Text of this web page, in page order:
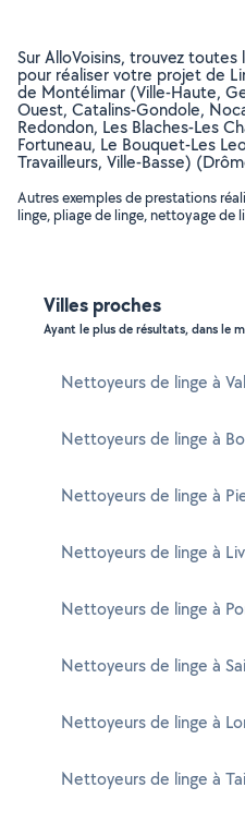
Sur AlloVoisins, trouvez
pour réaliser votre projet de
de Montélimar (Ville-Haute,
Ouest, Catalins-Gondole,
Redondon, Les Blaches-Les
Fortuneau, Le Bouquet-Les
Travailleurs, Ville-Basse)
Autres exemples de prestations
linge, pliage de linge, nettoyage de
Villes proches
Ayant le plus de résultats, dans le
Nettoyeurs de linge à
Nettoyeurs de linge à
Nettoyeurs de linge à
Nettoyeurs de linge à
Nettoyeurs de linge à
Nettoyeurs de linge à
Nettoyeurs de linge à
Nettoyeurs de linge à